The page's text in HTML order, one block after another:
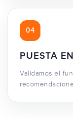
04
PUESTA
Validamos el